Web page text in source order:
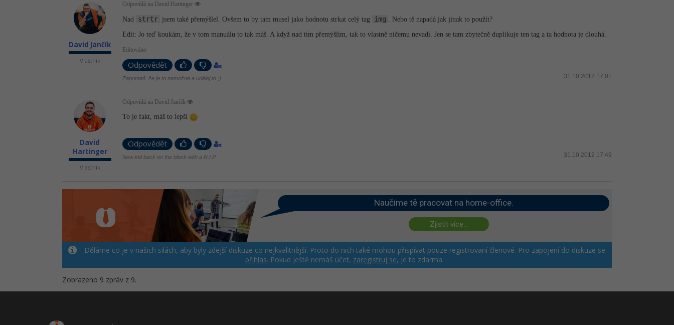
David Jančík
Vlastník
Odpovídá na David Hartinger
Nad strtr jsem také přemýšlel. Ovšem to by tam musel jako hodnotu strkat celý tag img . Nebo tě napadá jak jinak to použít?
Edit: Jo teď koukám, že v tom manuálu to tak máš. A když nad tím přemýšlím, tak to vlastně ničemu nevadí. Jen se tam zbytečně duplikuje ten tag a ta hodnota je dlouhá.
Editováno
Odpovědět
31.10.2012 17:01
Zapomeň, že je to nemožné a udělej to ;)
David
Hartinger
Vlastník
Odpovídá na David Jančík
To je fakt, máš to lepší
Odpovědět
31.10.2012 17:49
New kid back on the block with a R.I.P
Naučíme tě pracovat na home-office.
Zjistit více...
Děláme co je v našich silách, aby byly zdejší diskuze co nejkvalitnější. Proto do nich také mohou přispívat pouze registrovaní členové. Pro zapojení do diskuze se
přihlas. Pokud ještě nemáš účet, zaregistruj se, je to zdarma.
Zobrazeno 9 zpráv z 9.